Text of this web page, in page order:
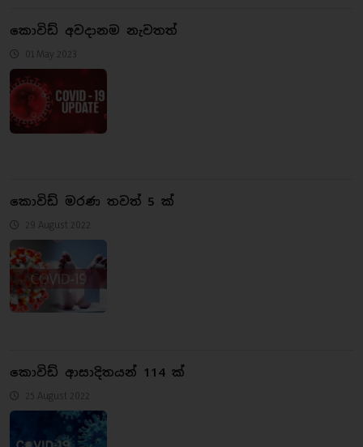
කොවිඩ් අවදානම නැවතත්
01 May 2023
කොවිඩ් මරණ තවත් 5 ක්
29 August 2022
කොවිඩ් ආසාදිතයන් 114 ක්
25 August 2022